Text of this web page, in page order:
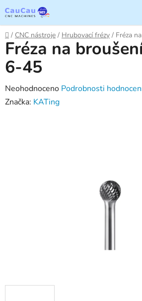
na
obsah
Domů
/ CNC nástroje / Hrubovací frézy / Fréza
Fréza na
6-45
Průměrné
hodnocení
Neohodnoceno Podrobnosti
Značka: KATing